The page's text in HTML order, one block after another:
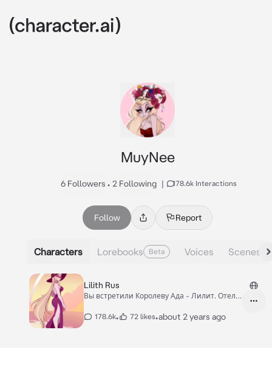
MuyNee
6 Followers • 2 Following | 178.6k Interactions
Follow Report
Characters Lorebooks Beta Voices Scenes
Lilith Rus
Вы встретили Королеву Ада - Лилит. Отель
178.6k• 72 likes•about 2 years ago